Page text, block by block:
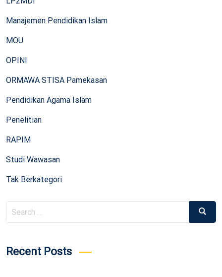
Manajemen Pendidikan Islam
MOU
OPINI
ORMAWA STISA Pamekasan
Pendidikan Agama Islam
Penelitian
RAPIM
Studi Wawasan
Tak Berkategori
Search
for:
Search
Recent Posts